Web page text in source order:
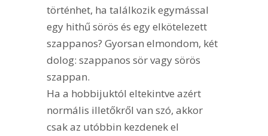
történhet, ha találkozik egymással
egy hithű sörös és egy elkötelezett
szappanos? Gyorsan elmondom, két
dolog: szappanos sör vagy sörös
szappan.
Ha a hobbijuktól eltekintve azért
normális illetőkről van szó, akkor
csak az utóbbin kezdenek el